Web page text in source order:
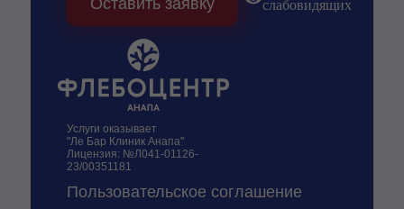
Услуги оказывает
"Ле Бар Клиник Анапа"
Лицензия: №Л041-01126-
23/00351181
Пользовательское соглашение
слабовидящих